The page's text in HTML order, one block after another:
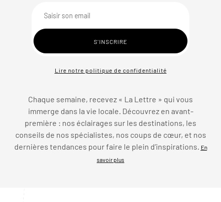
Lire notre politique de confidentialité
Chaque semaine, recevez « La Lettre » qui vous
immerge dans la vie locale. Découvrez en avant-
première : nos éclairages sur les destinations, les
conseils de nos spécialistes, nos coups de cœur, et nos
dernières tendances pour faire le plein d’inspirations. En
savoir plus